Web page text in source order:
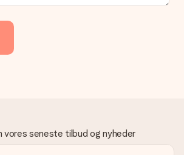
betalingsmetoder: Dankort, Paypal,
Klarna eller bankoverførsel. I tilfælde af
skal du tage højde for en ekstra 3
de hjælper gerne med at finde en
vores seneste tilbud og nyheder